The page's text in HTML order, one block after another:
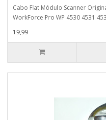
Cabo Flat Módulo Scanner
WorkForce Pro WP 4530 4531
19,99